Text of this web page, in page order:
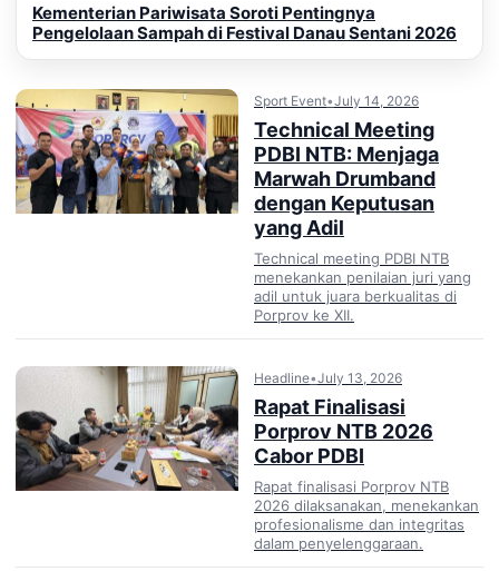
Kementerian Pariwisata Soroti Pentingnya
Pengelolaan Sampah di Festival Danau Sentani 2026
Sport Event•July 14, 2026
Technical Meeting
PDBI NTB: Menjaga
Marwah Drumband
dengan Keputusan
yang Adil
Technical meeting PDBI NTB
menekankan penilaian juri yang
adil untuk juara berkualitas di
Porprov ke XII.
Headline•July 13, 2026
Rapat Finalisasi
Porprov NTB 2026
Cabor PDBI
Rapat finalisasi Porprov NTB
2026 dilaksanakan, menekankan
profesionalisme dan integritas
dalam penyelenggaraan.